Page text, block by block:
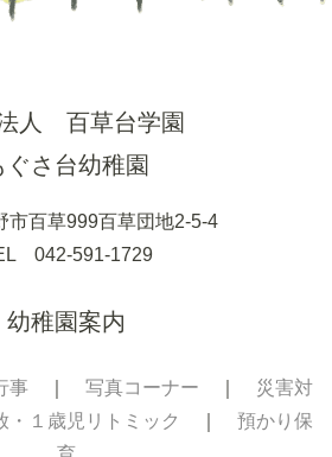
人 百草台学園
ぐさ台幼稚園
市百草999百草団地2-5-4
042-591-1729
幼稚園案内
事 写真コーナー
災害対
・１歳児リトミック
預かり保